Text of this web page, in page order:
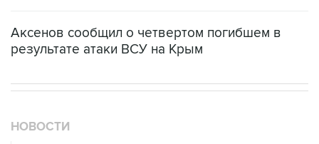
Аксенов сообщил о четвертом погибшем в
результате атаки ВСУ на Крым
НОВОСТИ